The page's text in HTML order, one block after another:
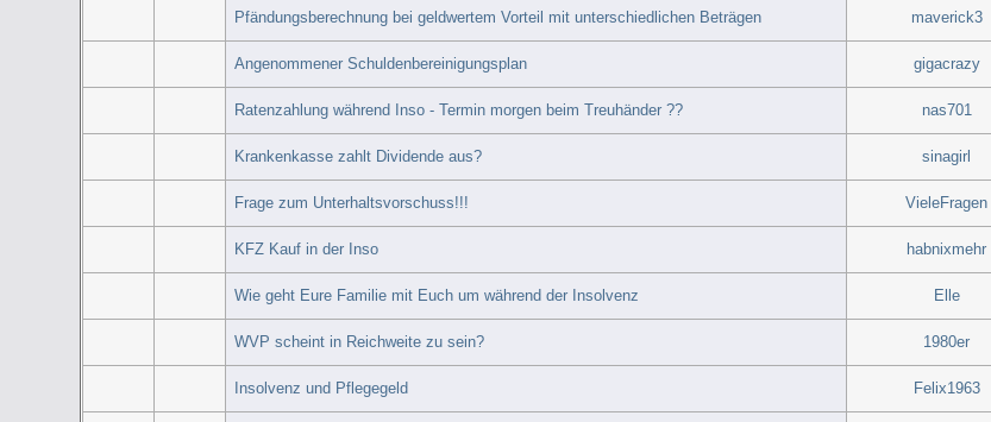
Pfändungsberechnung bei geldwertem Vorteil mit unterschiedlichen Beträgen maverick3
Angenommener Schuldenbereinigungsplan gigacrazy
Ratenzahlung während Inso - Termin morgen beim Treuhänder ?? nas701
Krankenkasse zahlt Dividende aus? sinagirl
Frage zum Unterhaltsvorschuss!!! VieleFragen
KFZ Kauf in der Inso habnixmehr
Wie geht Eure Familie mit Euch um während der Insolvenz Elle
WVP scheint in Reichweite zu sein? 1980er
Insolvenz und Pflegegeld Felix1963